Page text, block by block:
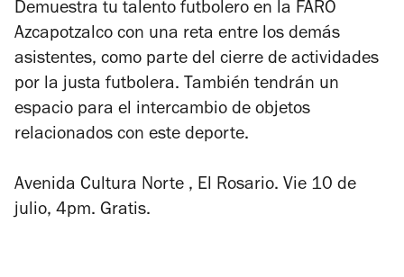
Demuestra tu talento futbolero en la FARO
Azcapotzalco con una reta entre los demás
asistentes, como parte del cierre de actividades
por la justa futbolera. También tendrán un
espacio para el intercambio de objetos
relacionados con este deporte.
Avenida Cultura Norte , El Rosario. Vie 10 de
julio, 4pm. Gratis.